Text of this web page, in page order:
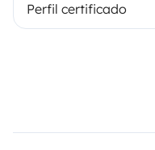
Perfil certificado